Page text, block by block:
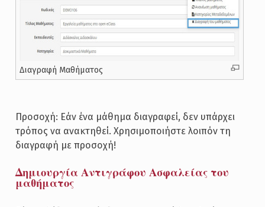
Διαγραφή Μαθήματος
Προσοχή: Εάν ένα μάθημα διαγραφεί, δεν υπάρχει
τρόπος να ανακτηθεί. Χρησιμοποιήστε λοιπόν τη
διαγραφή με προσοχή!
Δημιουργία Αντιγράφου Ασφαλείας του
μαθήματος